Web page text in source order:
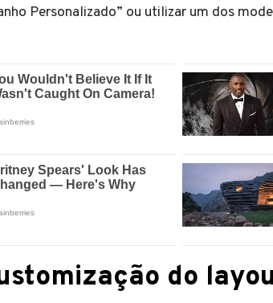
Personalizado” ou utilizar um dos
do